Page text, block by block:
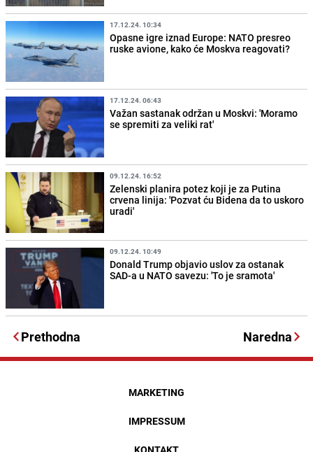
17.12.24. 10:34
Opasne igre iznad Europe: NATO presreo
ruske avione, kako će Moskva reagovati?
17.12.24. 06:43
Važan sastanak održan u Moskvi: 'Moramo
se spremiti za veliki rat'
09.12.24. 16:52
Zelenski planira potez koji je za Putina
crvena linija: 'Pozvat ću Bidena da to uskoro
uradi'
09.12.24. 10:49
Donald Trump objavio uslov za ostanak
SAD-a u NATO savezu: 'To je sramota'
Prethodna Naredna
MARKETING
IMPRESSUM